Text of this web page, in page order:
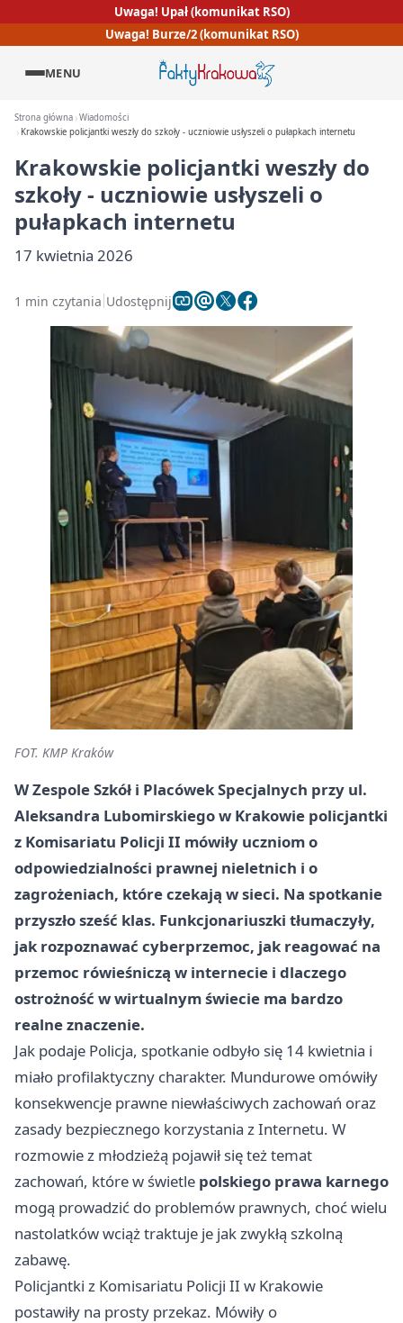
Uwaga! Upał (komunikat RSO)
Uwaga! Burze/2 (komunikat RSO)
MENU
Strona główna Wiadomości
Krakowskie policjantki weszły do szkoły - uczniowie usłyszeli o pułapkach internetu
Krakowskie policjantki weszły do
szkoły - uczniowie usłyszeli o
pułapkach internetu
17 kwietnia 2026
1 min czytania Udostępnij
FOT. KMP Kraków
W Zespole Szkół i Placówek Specjalnych przy ul.
Aleksandra Lubomirskiego w Krakowie policjantki
z Komisariatu Policji II mówiły uczniom o
odpowiedzialności prawnej nieletnich i o
zagrożeniach, które czekają w sieci. Na spotkanie
przyszło sześć klas. Funkcjonariuszki tłumaczyły,
jak rozpoznawać cyberprzemoc, jak reagować na
przemoc rówieśniczą w internecie i dlaczego
ostrożność w wirtualnym świecie ma bardzo
realne znaczenie.
Jak podaje Policja, spotkanie odbyło się 14 kwietnia i
miało profilaktyczny charakter. Mundurowe omówiły
konsekwencje prawne niewłaściwych zachowań oraz
zasady bezpiecznego korzystania z Internetu. W
rozmowie z młodzieżą pojawił się też temat
zachowań, które w świetle polskiego prawa karnego
mogą prowadzić do problemów prawnych, choć wielu
nastolatków wciąż traktuje je jak zwykłą szkolną
zabawę.
Policjantki z Komisariatu Policji II w Krakowie
postawiły na prosty przekaz. Mówiły o